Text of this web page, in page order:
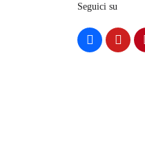
Seguici su